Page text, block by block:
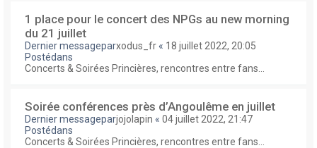
1 place pour le concert des NPGs au new morning
du 21 juillet
Dernier messageparxodus_fr « 18 juillet 2022, 20:05
Postédans
Concerts & Soirées Princières, rencontres entre fans...
Soirée conférences près d’Angoulême en juillet
Dernier messageparjojolapin « 04 juillet 2022, 21:47
Postédans
Concerts & Soirées Princières, rencontres entre fans...